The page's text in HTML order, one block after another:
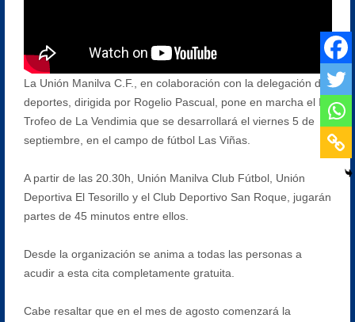
La Unión Manilva C.F., en colaboración con la delegación de
deportes, dirigida por Rogelio Pascual, pone en marcha el I
Trofeo de La Vendimia que se desarrollará el viernes 5 de
septiembre, en el campo de fútbol Las Viñas.
A partir de las 20.30h, Unión Manilva Club Fútbol, Unión
Deportiva El Tesorillo y el Club Deportivo San Roque, jugarán
partes de 45 minutos entre ellos.
Desde la organización se anima a todas las personas a
acudir a esta cita completamente gratuita.
Cabe resaltar que en el mes de agosto comenzará la